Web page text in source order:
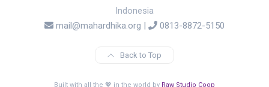
Indonesia
mail@mahardhika.org
0813-8872-5150
Back to Top
Built with all the 💖 in the world by Raw Studio Coop